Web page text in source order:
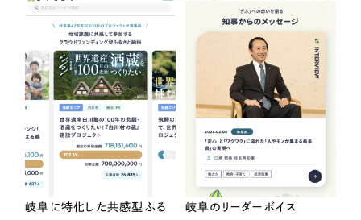
岐阜に特化した共感型ふる
岐阜のリーダーボイス